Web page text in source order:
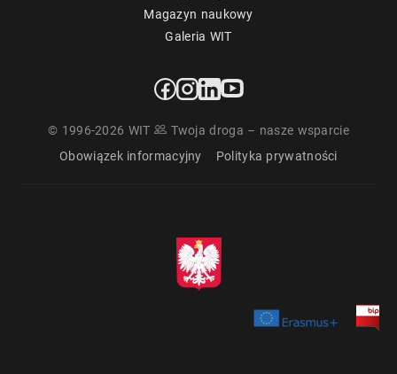
Magazyn naukowy
Galeria WIT
© 1996-2026 WIT
Twoja droga – nasze wsparcie
Obowiązek informacyjny
Polityka prywatności